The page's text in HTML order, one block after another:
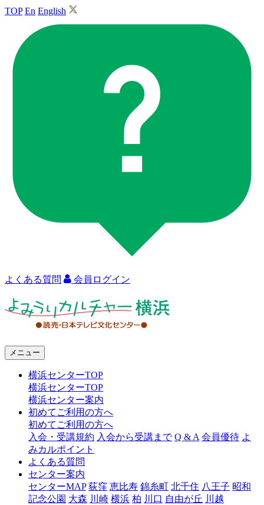
TOP En English
よくある質問 会員ログイン
ャ
浜
メニュー
横浜センターTOP
横浜センターTOP
横浜センター案内
初めてご利用の方へ
初めてご利用の方へ
入会・受講規約 入会から受講まで Q & A 会員優待 よ
みカルポイント
よくある質問
センター案内
センターMAP 荻窪 恵比寿 錦糸町 北千住 八王子 昭和
記念公園 大森 川崎 横浜 柏 川口 自由が丘 川越